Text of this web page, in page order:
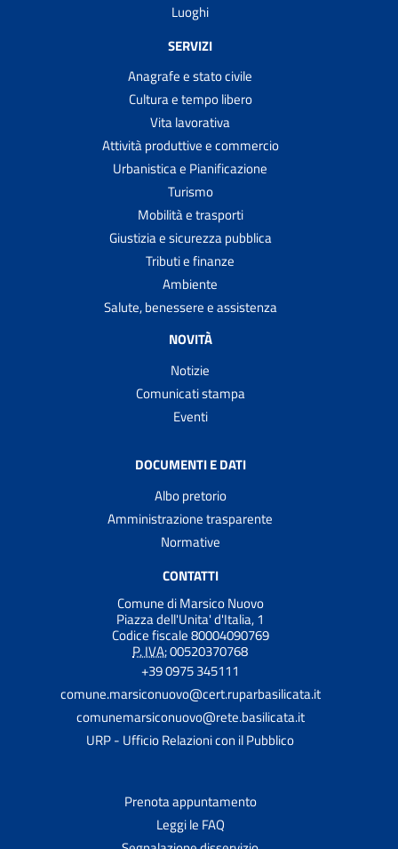
Luoghi
SERVIZI
Anagrafe e stato civile
Cultura e tempo libero
Vita lavorativa
Attività produttive e commercio
Urbanistica e Pianificazione
Turismo
Mobilità e trasporti
Giustizia e sicurezza pubblica
Tributi e finanze
Ambiente
Salute, benessere e assistenza
NOVITÀ
Notizie
Comunicati stampa
Eventi
DOCUMENTI E DATI
Albo pretorio
Amministrazione trasparente
Normative
CONTATTI
Comune di Marsico Nuovo
Piazza dell'Unita' d'Italia, 1
Codice fiscale 80004090769
P. IVA:00520370768
+39 0975 345111
comune.marsiconuovo@cert.ruparbasilicata.it
comunemarsiconuovo@rete.basilicata.it
URP - Ufficio Relazioni con il Pubblico
Prenota appuntamento
Leggi le FAQ